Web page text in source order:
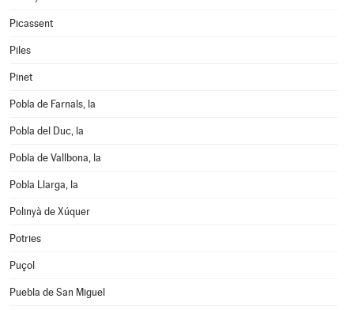
Picassent
Piles
Pinet
Pobla de Farnals, la
Pobla del Duc, la
Pobla de Vallbona, la
Pobla Llarga, la
Polinyà de Xúquer
Potries
Puçol
Puebla de San Miguel